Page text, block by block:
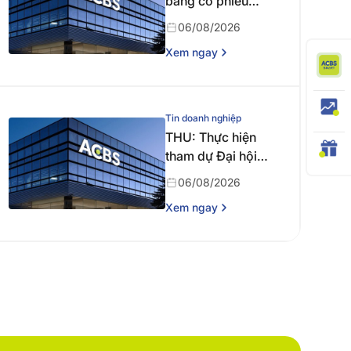
năm 2025
06/08/2026
Xem ngay
Tin doanh nghiệp
THU: Thực hiện
tham dự Đại hội
đồng cổ đông
thường niên năm
2026
06/08/2026
Xem ngay